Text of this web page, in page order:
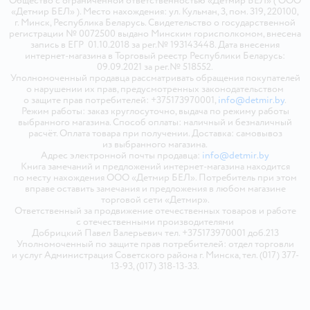
«Детмир БЕЛ» ). Место нахождения: ул. Кульман, 3, пом. 319, 220100,
г. Минск, Республика Беларусь. Свидетельство о государственной
регистрации № 0072500 выдано Минским горисполкомом, внесена
запись в ЕГР 01.10.2018 за рег.№ 193143448. Дата внесения
интернет-магазина в Торговый реестр Республики Беларусь:
09.09.2021 за рег.№ 518552.
Уполномоченный продавца рассматривать обращения покупателей
о нарушении их прав, предусмотренных законодательством
о защите прав потребителей: +375173970001, info@detmir.by.
Режим работы: заказ круглосуточно, выдача по режиму работы
выбранного магазина. Способ оплаты: наличный и безналичный
расчёт. Оплата товара при получении. Доставка: самовывоз
из выбранного магазина.
Адрес электронной почты продавца: info@detmir.by
Книга замечаний и предложений интернет-магазина находится
по месту нахождения ООО «Детмир БЕЛ». Потребитель при этом
вправе оставить замечания и предложения в любом магазине
торговой сети «Детмир».
Ответственный за продвижение отечественных товаров и работе
с отечественными производителями
Добрицкий Павел Валерьевич тел. +375173970001 доб.213
Уполномоченный по защите прав потребителей: отдел торговли
и услуг Администрация Советского района г. Минска, тел. (017) 377-
13-93, (017) 318-13-33.